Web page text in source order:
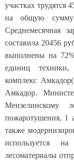
участках трудятся
на общую
Среднемесячная
составила 20456
выполнены на
единиц техники,
комплекс
Амкадор.
Мензелинскому
пожаротушения, 1
также
используется
лесоматериалы